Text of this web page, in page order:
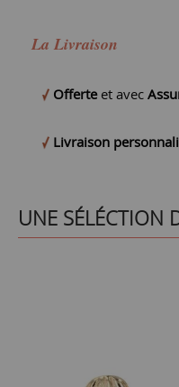
La Livraison
Offerteet avec
Livraison
UNE SÉLÉCTION